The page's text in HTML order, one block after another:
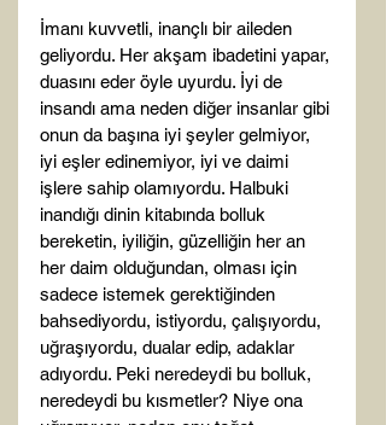
İmanı kuvvetli, inançlı bir aileden
geliyordu. Her akşam ibadetini yapar,
duasını eder öyle uyurdu. İyi de
insandı ama neden diğer insanlar gibi
onun da başına iyi şeyler gelmiyor,
iyi eşler edinemiyor, iyi ve daimi
işlere sahip olamıyordu. Halbuki
inandığı dinin kitabında bolluk
bereketin, iyiliğin, güzelliğin her an
her daim olduğundan, olması için
sadece istemek gerektiğinden
bahsediyordu, istiyordu, çalışıyordu,
uğraşıyordu, dualar edip, adaklar
adıyordu. Peki neredeydi bu bolluk,
neredeydi bu kısmetler? Niye ona